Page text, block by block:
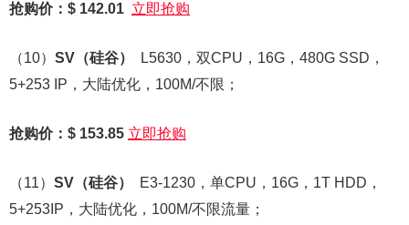
抢购价：$ 142.01 立即抢购
（10） SV （硅谷）
L5630，双CPU，16G，480G SSD，
5+253 IP，大陆优化，100M/不限；
抢购价：$ 153.85 立即抢购
（11） SV （硅谷）
E3-1230，单CPU，16G，1T HDD，
5+253IP，大陆优化，100M/不限流量；